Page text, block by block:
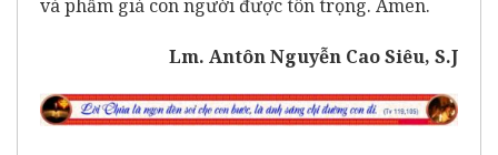
và phẩm giá con người được tôn trọng. Amen.
Lm. Antôn Nguyễn Cao Siêu, S.J